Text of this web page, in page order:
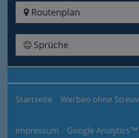
Routenplan
Sprüche
Startseite Werben ohne
Impressum Google Analytics™